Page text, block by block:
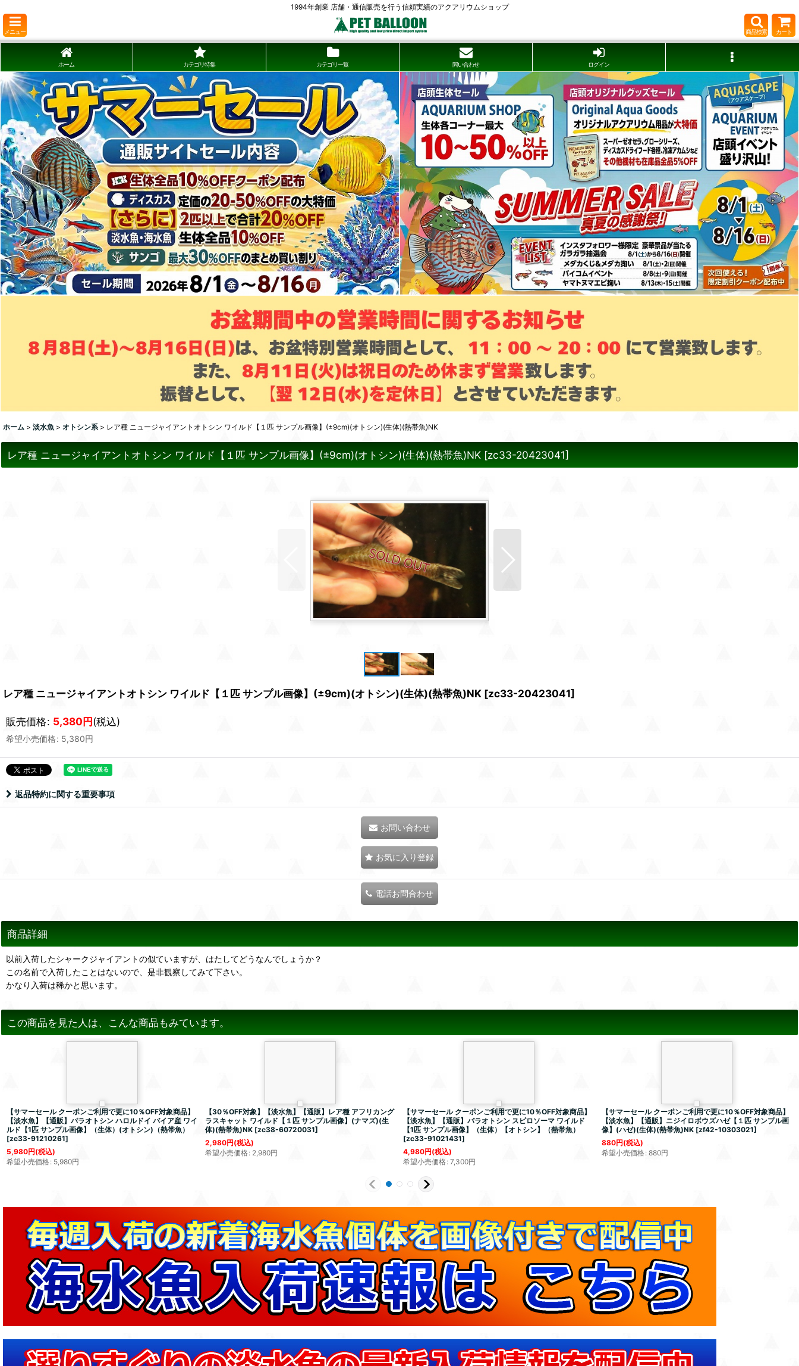
1994年創業 店舗・通信販売を行う信頼実績のアクアリウムショップ
メニュー 商品検索 カート
ホーム カテゴリ特集 カテゴリ一覧 問い合わせ ログイン
ホーム > 淡水魚 > オトシン系 > レア種 ニュージャイアントオトシン ワイルド【１匹 サンプル画像】(±9cm)(オトシン)(生体)(熱帯魚)NK
レア種 ニュージャイアントオトシン ワイルド【１匹 サンプル画像】(±9cm)(オトシン)(生体)(熱帯魚)NK [zc33-20423041]
レア種 ニュージャイアントオトシン ワイルド【１匹 サンプル画像】(±9cm)(オトシン)(生体)(熱帯魚)NK [zc33-20423041]
販売価格: 5,380円(税込)
希望小売価格: 5,380円
返品特約に関する重要事項
お問い合わせ
お気に入り登録
電話お問合わせ
商品詳細
以前入荷したシャークジャイアントの似ていますが、はたしてどうなんでしょうか？
この名前で入荷したことはないので、是非観察してみて下さい。
かなり入荷は稀かと思います。
この商品を見た人は、こんな商品もみています。
【サマーセール クーポンご利用で更に10％OFF対象商品】
【淡水魚】【通販】パラオトシン ハロルドイ バイア産 ワイ
ルド【1匹 サンプル画像】（生体）(オトシン)（熱帯魚）
[zc33-91210261]
5,980円(税込)
希望小売価格: 5,980円
【30％OFF対象】【淡水魚】【通販】レア種 アフリカング
ラスキャット ワイルド【１匹 サンプル画像】(ナマズ)(生
体)(熱帯魚)NK [zc38-60720031]
2,980円(税込)
希望小売価格: 2,980円
【サマーセール クーポンご利用で更に10％OFF対象商品】
【淡水魚】【通販】パラオトシン スピロソーマ ワイルド
【1匹 サンプル画像】（生体）【オトシン】（熱帯魚）
[zc33-91021431]
4,980円(税込)
希望小売価格: 7,300円
【サマーセール クーポンご利用で更に10％OFF対象商品】
【淡水魚】【通販】ニジイロボウズハゼ【１匹 サンプル画
像】(ハゼ)(生体)(熱帯魚)NK [zf42-10303021]
880円(税込)
希望小売価格: 880円